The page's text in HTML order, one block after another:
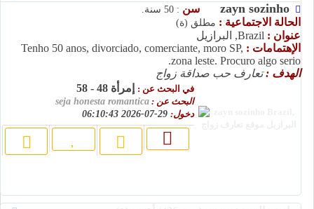
zayn sozinho سن : 50 سنة.
الحالة الاجتماعية : مطلق (ة)
عنوان : Brazil, البرازيل
الإهتمامات : Tenho 50 anos, divorciado, comerciante, moro SP,
zona leste. Procuro algo serio.
الهدف :تعارف حب صداقة زواج
في البحث عن : إمرأة 48 - 58
البحث عن : seja honesta romantica
دخول: